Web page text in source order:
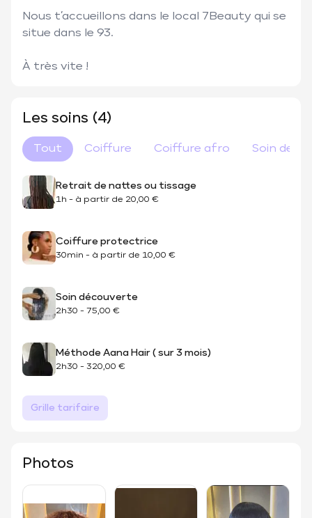
Nous t’accueillons dans le local 7Beauty qui se
situe dans le 93.
À très vite !
Les soins (4)
Tout Coiffure Coiffure afro Soin des
Retrait de nattes ou tissage
1h - à partir de 20,00 €
Coiffure protectrice
30min - à partir de 10,00 €
Soin découverte
2h30 - 75,00 €
Méthode Aana Hair ( sur 3 mois)
2h30 - 320,00 €
Grille tarifaire
Photos